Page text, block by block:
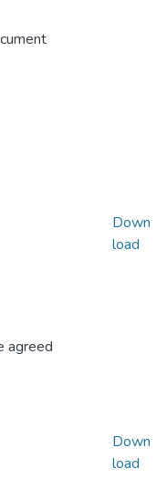
agreed
Down
load
Down
load